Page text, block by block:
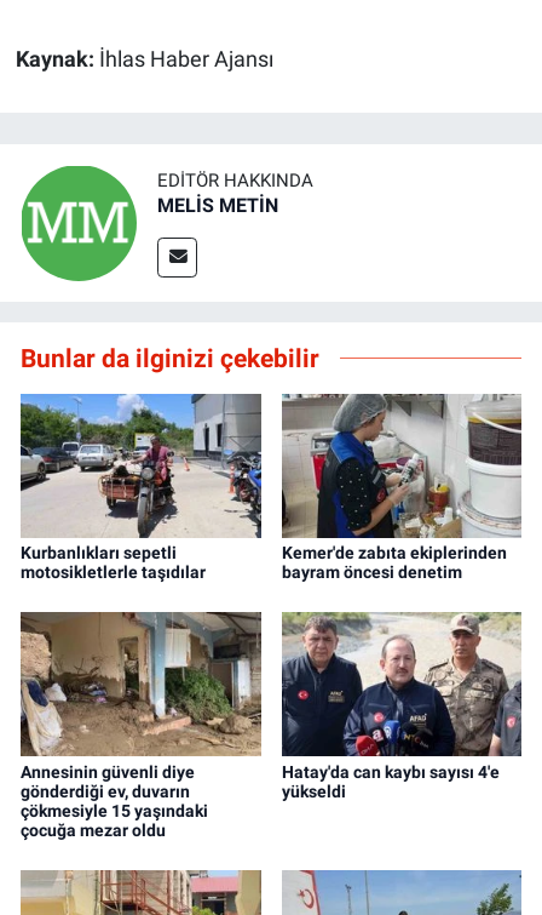
Kaynak: İhlas Haber Ajansı
EDITÖR HAKKINDA
MELİS METİN
Bunlar da ilginizi çekebilir
Kurbanlıkları sepetli
motosikletlerle taşıdılar
Kemer'de zabıta ekiplerinden
bayram öncesi denetim
Annesinin güvenli diye
gönderdiği ev, duvarın
çökmesiyle 15 yaşındaki
çocuğa mezar oldu
Hatay'da can kaybı sayısı 4'e
yükseldi